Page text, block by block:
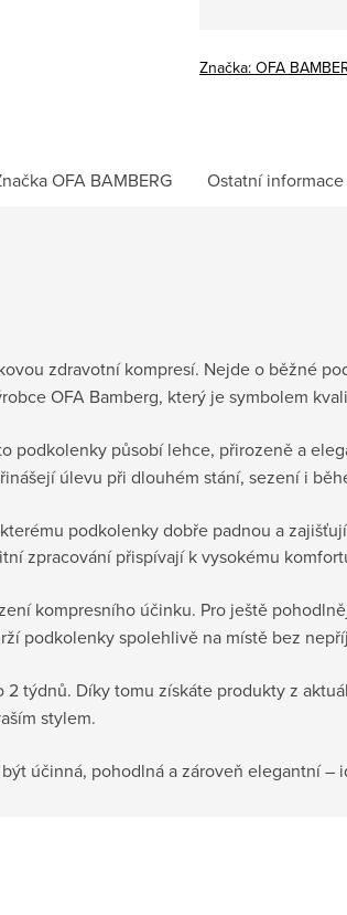
Značka: OFA
OFA BAMBERG Ostatní informace
zdravotní kompresí. Nejde o běžné
OFA Bamberg, který je symbolem
podkolenky působí lehce, přirozeně a
úlevu při dlouhém stání, sezení i
podkolenky dobře padnou a
zpracování přispívají k vysokému
kompresního účinku. Pro ještě
podkolenky spolehlivě na místě bez
týdnů. Díky tomu získáte produkty z
stylem.
účinná, pohodlná a zároveň elegantní –